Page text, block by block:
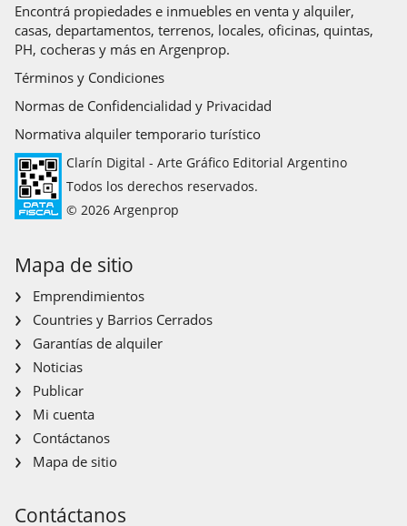
Encontrá propiedades e inmuebles en venta y alquiler,
casas, departamentos, terrenos, locales, oficinas, quintas,
PH, cocheras y más en Argenprop.
Términos y Condiciones
Normas de Confidencialidad y Privacidad
Normativa alquiler temporario turístico
Clarín Digital - Arte Gráfico Editorial Argentino
Todos los derechos reservados.
© 2026 Argenprop
Mapa de sitio
Emprendimientos
Countries y Barrios Cerrados
Garantías de alquiler
Noticias
Publicar
Mi cuenta
Contáctanos
Mapa de sitio
Contáctanos